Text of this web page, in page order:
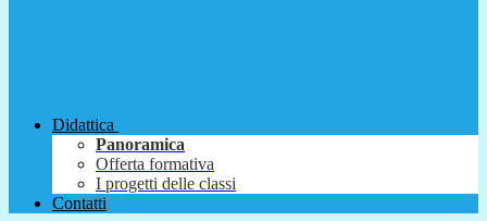
Didattica
Panoramica
Offerta formativa
I progetti delle classi
Contatti